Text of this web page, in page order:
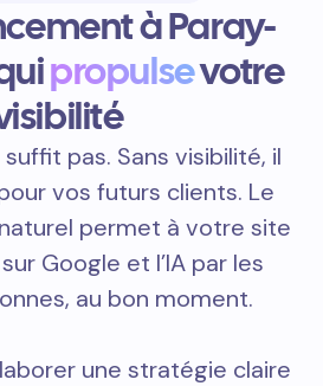
à Paray-
propulsevotre
pas. Sans visibilité, il
vos futurs clients. Le
permet à votre site
Google et l’IA par les
au bon moment.
une stratégie claire